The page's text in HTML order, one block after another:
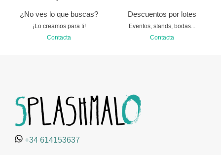
¿No ves lo que buscas?
¡Lo creamos para ti!
Contacta
Descuentos por lotes
Eventos, stands, bodas...
Contacta
+34 614153637